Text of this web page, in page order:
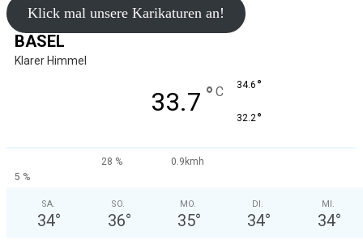
Klick mal unsere Karikaturen an!
BASEL
Klarer Himmel
33.7 ° C 34.6 °
32.2°
28 %
0.9kmh
5 %
SA.
34°
SO.
36°
MO.
35°
DI.
34°
MI.
34°